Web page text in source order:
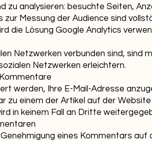
zu analysieren: besuchte Seiten,
zur Messung der Audience sind
die Lösung Google Analytics
Netzwerken verbunden sind, sind
Netzwerken erleichtern.
werden, Ihre E-Mail-Adresse
zu einem der Artikel auf der Website
in keinem Fall an Dritte
eines Kommentars auf